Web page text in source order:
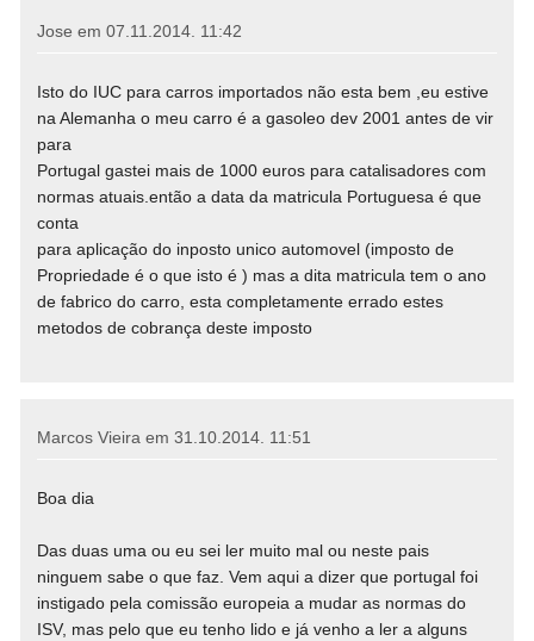
Jose em 07.11.2014. 11:42
Isto do IUC para carros importados não esta bem ,eu estive
na Alemanha o meu carro é a gasoleo dev 2001 antes de vir
para
Portugal gastei mais de 1000 euros para catalisadores com
normas atuais.então a data da matricula Portuguesa é que
conta
para aplicação do inposto unico automovel (imposto de
Propriedade é o que isto é ) mas a dita matricula tem o ano
de fabrico do carro, esta completamente errado estes
metodos de cobrança deste imposto
Marcos Vieira em 31.10.2014. 11:51
Boa dia
Das duas uma ou eu sei ler muito mal ou neste pais
ninguem sabe o que faz. Vem aqui a dizer que portugal foi
instigado pela comissão europeia a mudar as normas do
ISV, mas pelo que eu tenho lido e já venho a ler a alguns